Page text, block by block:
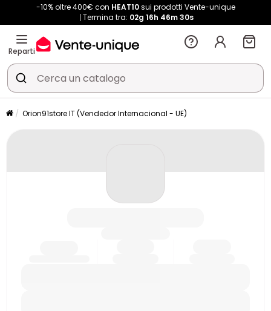
-10% oltre 400€ con HEAT10sui prodotti Vente-unique
Termina tra: 02g 16h 46m30s
Reparti
Orion91store IT (Vendedor Internacional - UE)